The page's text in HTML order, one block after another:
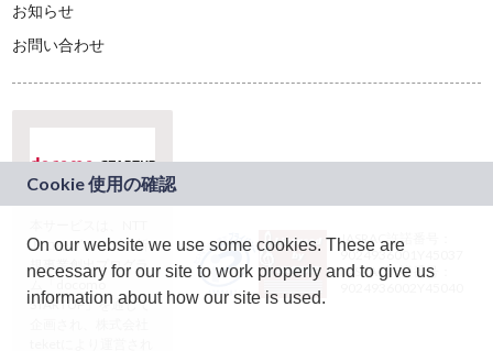
お知らせ
お問い合わせ
ドコモグループの新
規事業創出プログラ
ム「docomo
STARTUP」を通じて
JASRAC許諾番号：
9024936001Y45037
JASRAC許諾番号：
On our website we use some cookies. These are
necessary for our site to work properly and to give us
information about how our site is used.